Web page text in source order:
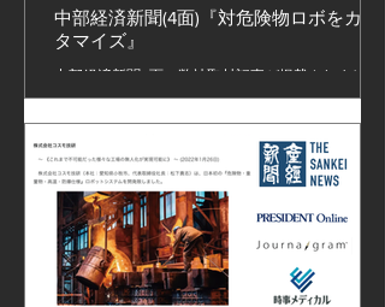
中部経済新聞(4面)『対危険物ロボをカス
タマイズ』
中部経済新聞4面に弊社取材記事が掲載されまし
た。 #無人化設備 #ロボット設備